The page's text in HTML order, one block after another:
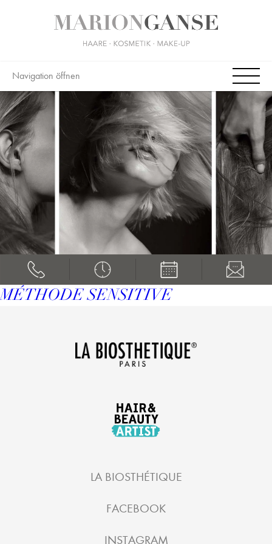
Navigation öffnen
MÉTHODE SENSITIVE
LA BIOSTHÉTIQUE
FACEBOOK
INSTAGRAM